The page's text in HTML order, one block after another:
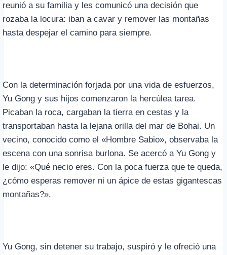
reunió a su familia y les comunicó una decisión que
rozaba la locura: iban a cavar y remover las montañas
hasta despejar el camino para siempre.
Con la determinación forjada por una vida de esfuerzos,
Yu Gong y sus hijos comenzaron la hercúlea tarea.
Picaban la roca, cargaban la tierra en cestas y la
transportaban hasta la lejana orilla del mar de Bohai. Un
vecino, conocido como el «Hombre Sabio», observaba la
escena con una sonrisa burlona. Se acercó a Yu Gong y
le dijo: «Qué necio eres. Con la poca fuerza que te queda,
¿cómo esperas remover ni un ápice de estas gigantescas
montañas?».
Yu Gong, sin detener su trabajo, suspiró y le ofreció una